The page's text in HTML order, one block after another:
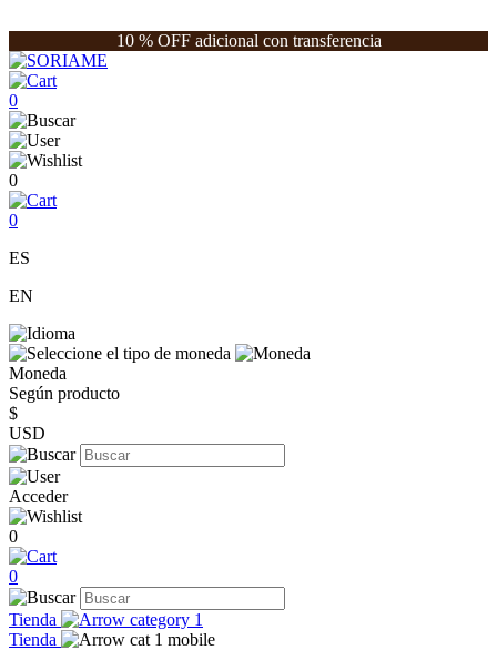
10 % OFF adicional con transferencia
0
0
0
ES
EN
Moneda
Según producto
$
USD
Acceder
0
0
Tienda
Tienda